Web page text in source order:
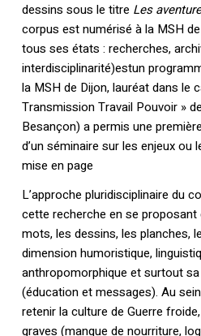
dessins sous le titre Les
corpus est numérisé à la MSH
tous ses états : recherches,
interdisciplinarité)estun
la MSH de Dijon, lauréat dans le
Transmission Travail Pouvoir »
Besançon) a permis une
d’un séminaire sur les enjeux ou
mise en page
L’approche pluridisciplinaire du
cette recherche en se proposant
mots, les dessins, les planches,
dimension humoristique,
anthropomorphique et surtout
(éducation et messages). Au
retenir la culture de Guerre
graves (manque de nourriture,